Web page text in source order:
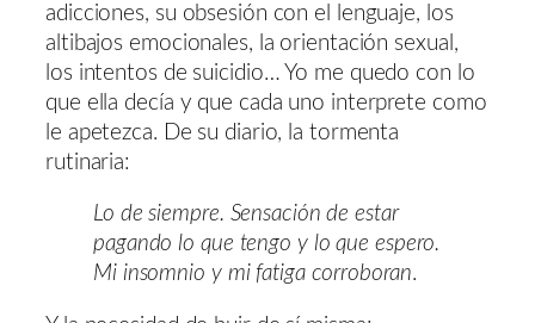
adicciones, su obsesión con el lenguaje, los
altibajos emocionales, la orientación sexual,
los intentos de suicidio… Yo me quedo con lo
que ella decía y que cada uno interprete como
le apetezca. De su diario, la tormenta
rutinaria:
Lo de siempre. Sensación de estar
pagando lo que tengo y lo que espero.
Mi insomnio y mi fatiga corroboran.